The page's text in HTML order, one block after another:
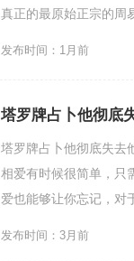
真正的最原始正宗的周
发布时间：1月前
塔罗牌占卜他彻底
塔罗牌占卜他彻底失去
相爱有时候很简单，只
爱也能够让你忘记，对
发布时间：3月前